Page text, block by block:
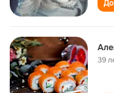
39